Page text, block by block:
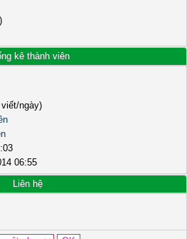
kê thành viên
ngày)
06:55
Liên hệ